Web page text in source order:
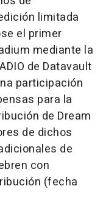
limitada
el primer
mediante la
de Datavault
participación
para la
de Dream
de dichos
de
con
(fecha